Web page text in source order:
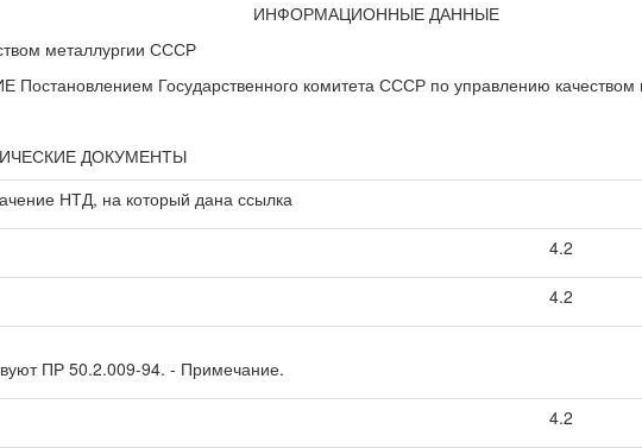
ИНФОРМАЦИОННЫЕ ДАННЫЕ
металлургии СССР
Государственного комитета СССР по управлению качеством
ДОКУМЕНТЫ
НТД, на который дана ссылка
4.2
4.2
ПР 50.2.009-94. - Примечание.
4.2